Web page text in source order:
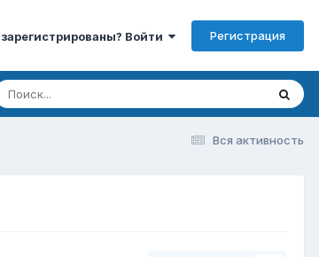
Войти Регистрация
Вся активность